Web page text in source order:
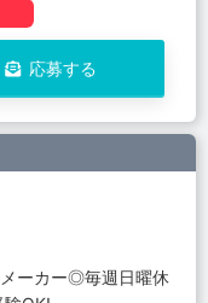
応募する
ーカー◎毎週日曜休